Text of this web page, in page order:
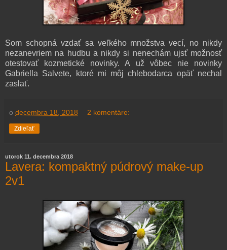
Som schopná vzdať sa veľkého množstva vecí, no nikdy
nezanevriem na hudbu a nikdy si nenechám ujsť možnosť
otestovať kozmetické novinky. A už vôbec nie novinky
Gabriella Salvete, ktoré mi môj chlebodarca opäť nechal
zaslať.
o decembra 18, 2018 2 komentáre:
Zdieľať
utorok 11. decembra 2018
Lavera: kompaktný púdrový make-up
2v1